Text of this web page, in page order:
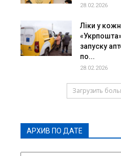
28.02.2026
Ліки у
запуску
по...
28.02.2026
Загрузить
АРХИВ ПО ДАТЕ
АРХИВ